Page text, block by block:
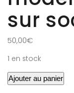
sur
50,00€
1 en stock
Ajouter au panier